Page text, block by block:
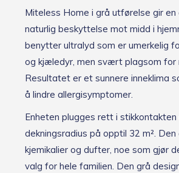
Miteless Home i grå utførelse gir
naturlig beskyttelse mot midd i
benytter ultralyd som er umerkelig
og kjæledyr, men svært plagsom for
Resultatet er et sunnere inneklima
å lindre allergisymptomer.
Enheten plugges rett i stikkontakten
dekningsradius på opptil 32 m².
kjemikalier og dufter, noe som gjør
valg for hele familien. Den grå